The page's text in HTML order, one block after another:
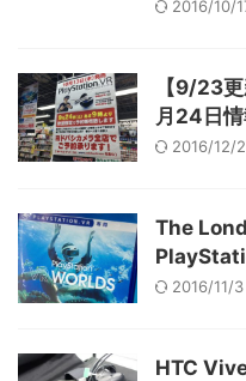
2016/10/
【9/23
月24日
2016/12/
The
2016/11/3
HTC